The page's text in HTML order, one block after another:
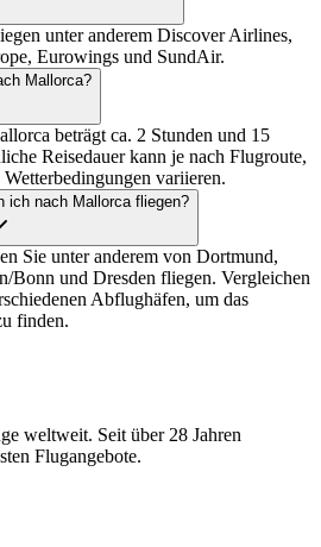
unter anderem Discover Airlines,
Eurowings und SundAir.
Mallorca?
beträgt ca. 2 Stunden und 15
Reisedauer kann je nach Flugroute,
variieren.
ich nach Mallorca fliegen?
Sie unter anderem von Dortmund,
Bonn und Dresden fliegen. Vergleichen
Abflughäfen, um das
finden.
weltweit. Seit über 28 Jahren
Flugangebote.